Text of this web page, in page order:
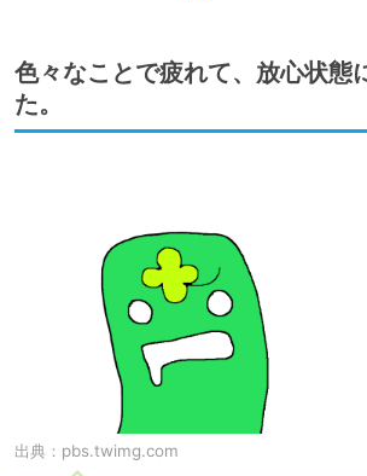
色々なことで疲れて、放心状態
た。
出典： pbs.twimg.com